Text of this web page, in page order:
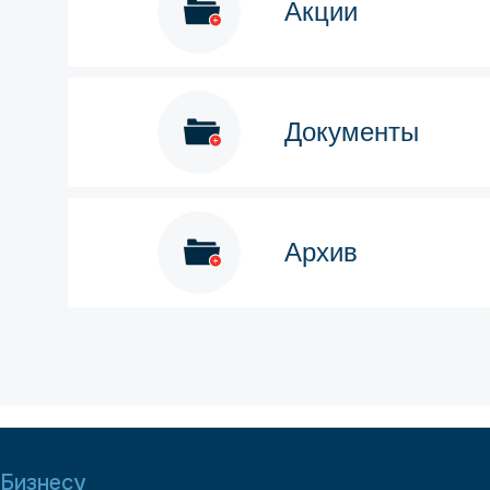
Акции
Документы
Архив
Бизнесу